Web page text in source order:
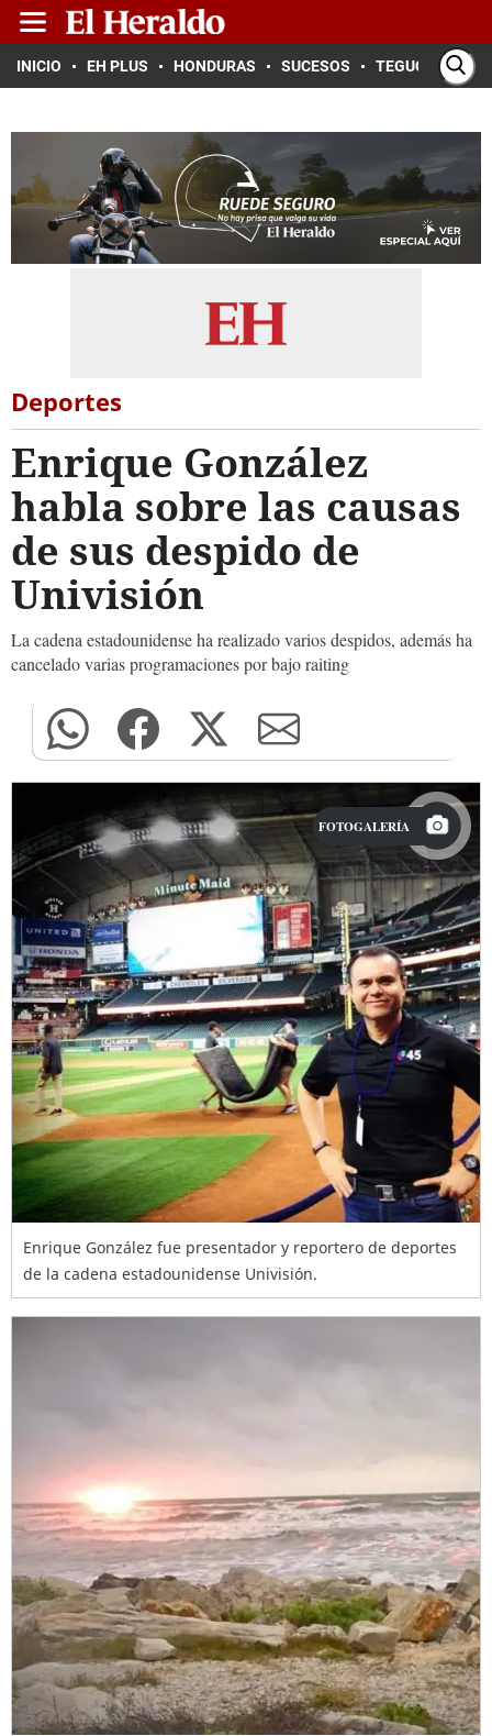
INICIO EH PLUS HONDURAS SUCESOS TEGUCIGALPA
Deportes
Enrique González
habla sobre las causas
de sus despido de
Univisión
La cadena estadounidense ha realizado varios despidos, además ha
cancelado varias programaciones por bajo raiting
FOTOGALERÍA
Enrique González fue presentador y reportero de deportes
de la cadena estadounidense Univisión.